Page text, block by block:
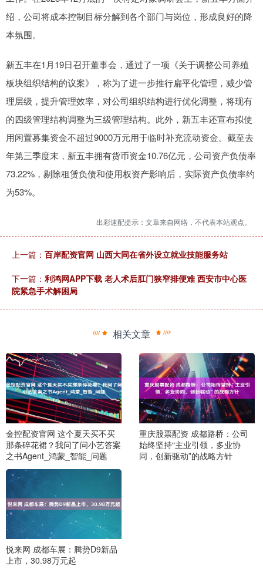
绍，公司将成本控制目标分解到各个部门与岗位，形成良好的降
本氛围。
新五丰在1月19日召开董事会，通过了一项《关于调整公司养殖
板块组织结构的议案》，称为了进一步推行扁平化管理，减少管
理层级，提升管理效率，对公司组织结构进行优化调整，将现有
的四级管理结构调整为三级管理结构。此外，新五丰还宣布拟使
用闲置募集资金不超过9000万元用于临时补充流动资金。截至去
年第三季度末，新五丰拥有货币资金10.76亿元，公司资产负债率
73.22%，剔除租赁负债和使用权资产影响后，实际资产负债率约
为53%。
出彩速配提示：文章来自网络，不代表本站观点。
上一篇： 百岸配资官网 山西大同在省外设立就业技能服务站
下一篇： 利鸿网APP下载 老人术后肛门狭窄排便难 西安市中心医
院紧急手术解困局
相关文章
金控配资官网 这个夏天买不买
那条碎花裙？我问了问小艺答案
之书Agent_鸿蒙_智能_问题
重庆股票配资 成都路桥：公司
始终坚持“主业引领，多业协
同，创新驱动”的战略方针
悦来网 成都车展：腾势D9新品
上市，30.98万元起